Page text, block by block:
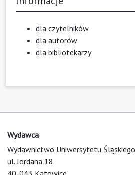
dla czytelników
dla autorów
dla bibliotekarzy
Wydawca
Wydawnictwo Uniwersytetu Śląskiego
ul. Jordana 18